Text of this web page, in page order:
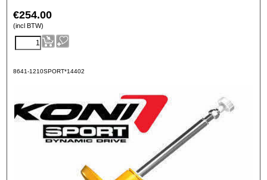
€254.00
(incl BTW)
8641-1210SPORT*14402